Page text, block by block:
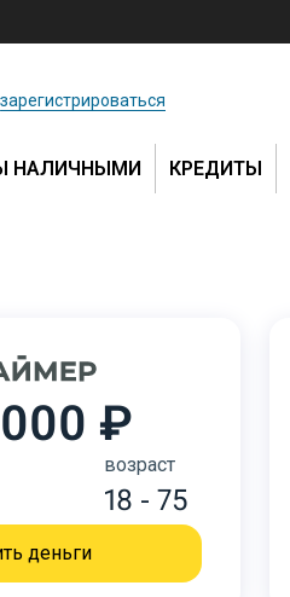
зарегистрироваться
НАЛИЧНЫМИ КРЕДИТЫ
₽
возраст
18 - 75
деньги